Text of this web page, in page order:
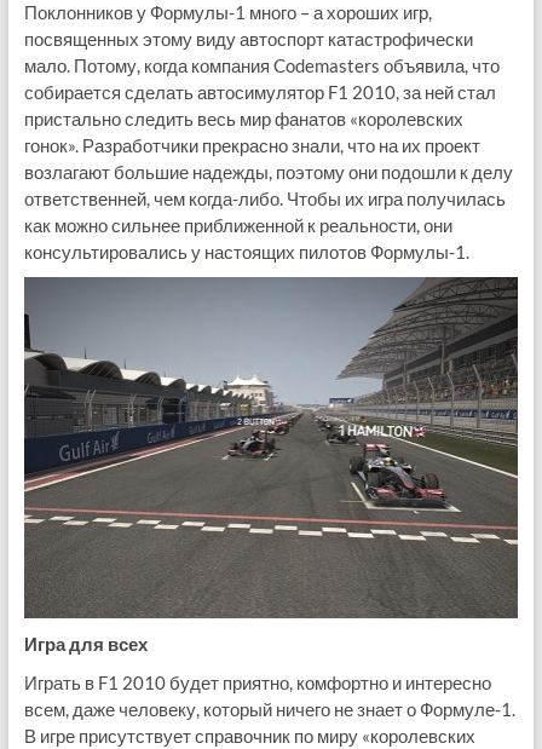
Поклонников у Формулы-1 много – а хороших игр,
посвященных этому виду автоспорт катастрофически
мало. Потому, когда компания Codemasters объявила, что
собирается сделать автосимулятор F1 2010, за ней стал
пристально следить весь мир фанатов «королевских
гонок». Разработчики прекрасно знали, что на их проект
возлагают большие надежды, поэтому они подошли к делу
ответственней, чем когда-либо. Чтобы их игра получилась
как можно сильнее приближенной к реальности, они
консультировались у настоящих пилотов Формулы-1.
Игра для всех
Играть в F1 2010 будет приятно, комфортно и интересно
всем, даже человеку, который ничего не знает о Формуле-1.
В игре присутствует справочник по миру «королевских